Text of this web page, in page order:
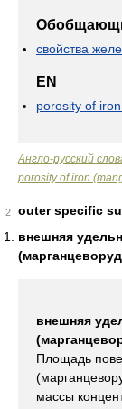
свойства
EN
porosity of
Англо-русский
porosity of iron
2
outer specific
внешняя
внешняя
Площадь
массы